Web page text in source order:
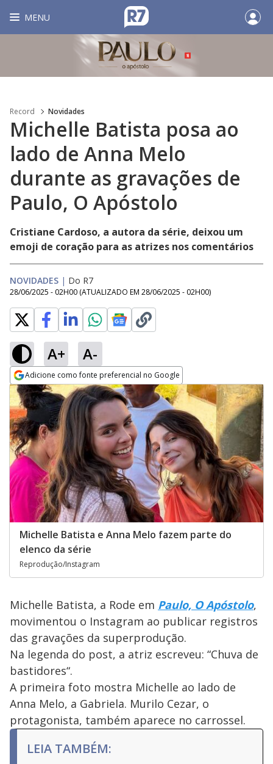
MENU
Record Novidades
Michelle Batista posa ao
lado de Anna Melo
durante as gravações de
Paulo, O Apóstolo
Cristiane Cardoso, a autora da série, deixou um
emoji de coração para as atrizes nos comentários
NOVIDADES | Do R7
28/06/2025 - 02H00 (ATUALIZADO EM 28/06/2025 - 02H00)
A+ A-
Adicione como fonte preferencial no Google
Opens in new window
Michelle Batista e Anna Melo fazem parte do
elenco da série
Reprodução/Instagram
Michelle Batista, a Rode em Paulo, O Apóstolo,
movimentou o Instagram ao publicar registros
das gravações da superprodução.
Na legenda do post, a atriz escreveu: “Chuva de
bastidores“.
A primeira foto mostra Michelle ao lado de
Anna Melo, a Gabriela. Murilo Cezar, o
protagonista, também aparece no carrossel.
LEIA TAMBÉM: